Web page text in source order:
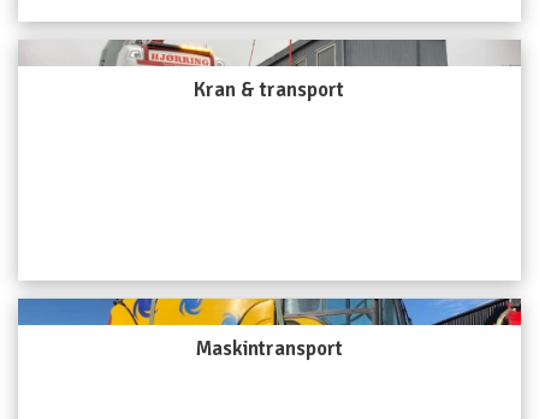
Kran & transport
Maskintransport